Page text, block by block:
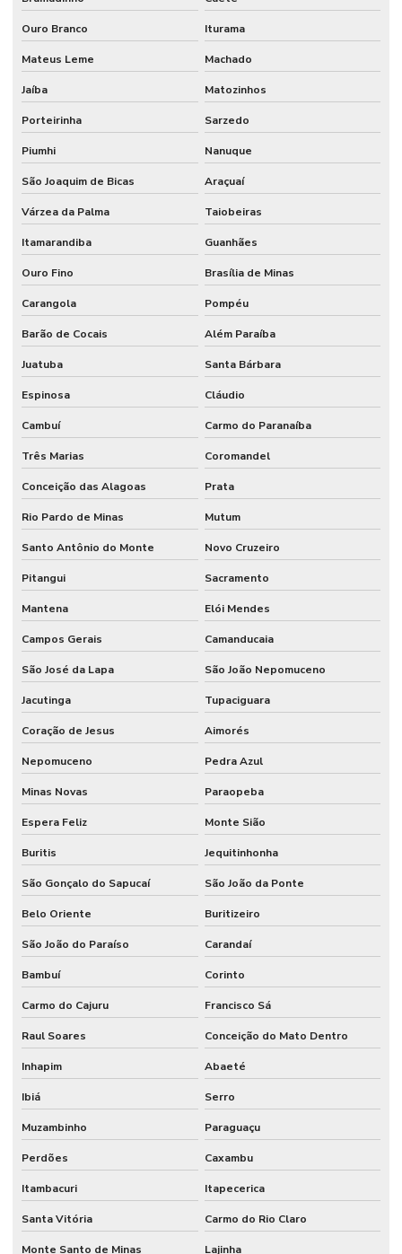
Ouro Branco Iturama
Mateus Leme Machado
Jaíba Matozinhos
Porteirinha Sarzedo
Piumhi Nanuque
São Joaquim de Bicas Araçuaí
Várzea da Palma Taiobeiras
Itamarandiba Guanhães
Ouro Fino Brasília de Minas
Carangola Pompéu
Barão de Cocais Além Paraíba
Juatuba Santa Bárbara
Espinosa Cláudio
Cambuí Carmo do Paranaíba
Três Marias Coromandel
Conceição das Alagoas Prata
Rio Pardo de Minas Mutum
Santo Antônio do Monte Novo Cruzeiro
Pitangui Sacramento
Mantena Elói Mendes
Campos Gerais Camanducaia
São José da Lapa São João Nepomuceno
Jacutinga Tupaciguara
Coração de Jesus Aimorés
Nepomuceno Pedra Azul
Minas Novas Paraopeba
Espera Feliz Monte Sião
Buritis Jequitinhonha
São Gonçalo do Sapucaí São João da Ponte
Belo Oriente Buritizeiro
São João do Paraíso Carandaí
Bambuí Corinto
Carmo do Cajuru Francisco Sá
Raul Soares Conceição do Mato Dentro
Inhapim Abaeté
Ibiá Serro
Muzambinho Paraguaçu
Perdões Caxambu
Itambacuri Itapecerica
Santa Vitória Carmo do Rio Claro
Monte Santo de Minas Lajinha